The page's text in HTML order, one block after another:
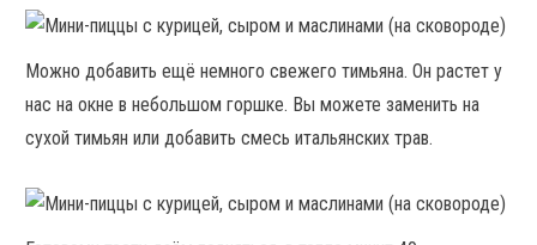
Можно добавить ещё немного свежего тимьяна. Он растет у
нас на окне в небольшом горшке. Вы можете заменить на
сухой тимьян или добавить смесь итальянских трав.